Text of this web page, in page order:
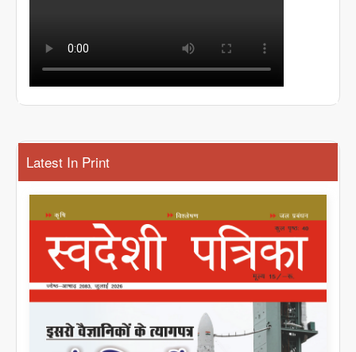
Latest In Print